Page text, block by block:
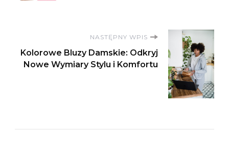
NASTĘPNY WPIS
Kolorowe Bluzy Damskie: Odkryj
Nowe Wymiary Stylu i Komfortu